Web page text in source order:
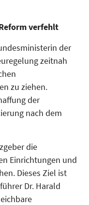
verfehlt
der
zeitnah
zu ziehen.
der
nach dem
die
Einrichtungen und
Dieses Ziel ist
Dr. Harald